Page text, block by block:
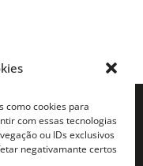
como cookies para
com essas tecnologias
ou IDs exclusivos
negativamante certos
móvel digital